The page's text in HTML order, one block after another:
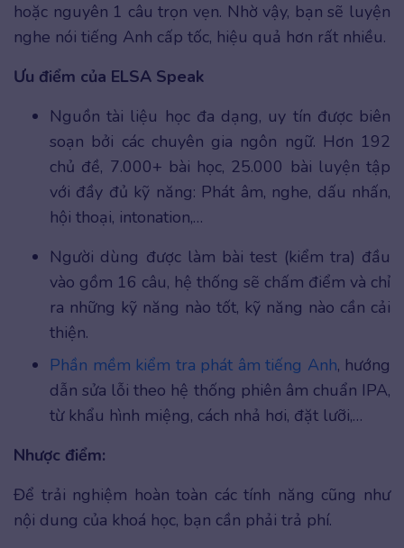
hoặc nguyên 1 câu trọn vẹn. Nhờ vậy, bạn sẽ luyện
nghe nói tiếng Anh cấp tốc, hiệu quả hơn rất nhiều.
Ưu điểm của ELSA Speak
Nguồn tài liệu học đa dạng, uy tín được biên
soạn bởi các chuyên gia ngôn ngữ. Hơn 192
chủ đề, 7.000+ bài học, 25.000 bài luyện tập
với đầy đủ kỹ năng: Phát âm, nghe, dấu nhấn,
hội thoại, intonation,…
Người dùng được làm bài test (kiểm tra) đầu
vào gồm 16 câu, hệ thống sẽ chấm điểm và chỉ
ra những kỹ năng nào tốt, kỹ năng nào cần cải
thiện.
Phần mềm kiểm tra phát âm tiếng Anh, hướng
dẫn sửa lỗi theo hệ thống phiên âm chuẩn IPA,
từ khẩu hình miệng, cách nhả hơi, đặt lưỡi,…
Nhược điểm:
Để trải nghiệm hoàn toàn các tính năng cũng như
nội dung của khoá học, bạn cần phải trả phí.